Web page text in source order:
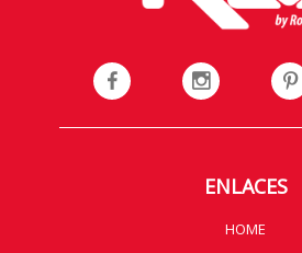
ENLACES
HOME